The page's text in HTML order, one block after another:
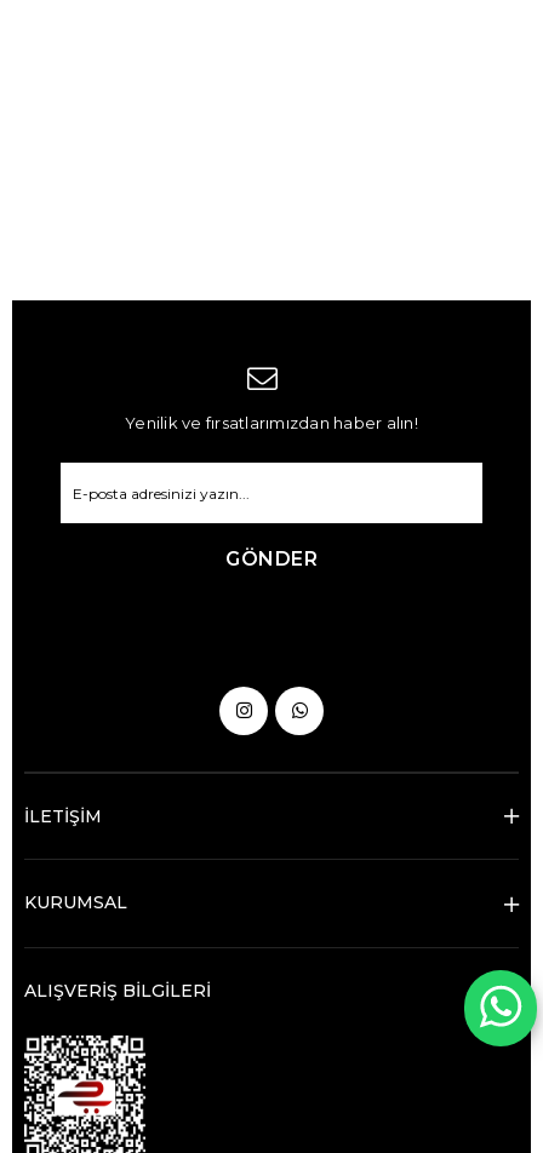
Yenilik ve fırsatlarımızdan haber alın!
GÖNDER
İLETİŞİM
KURUMSAL
ALIŞVERİŞ BİLGİLERİ